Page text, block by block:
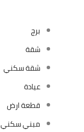
برج
شقة
شقة سكني
عيادة
قطعة ارض
مبني سكني